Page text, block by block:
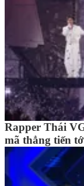
Rapper Thái
mã thẳng tiến